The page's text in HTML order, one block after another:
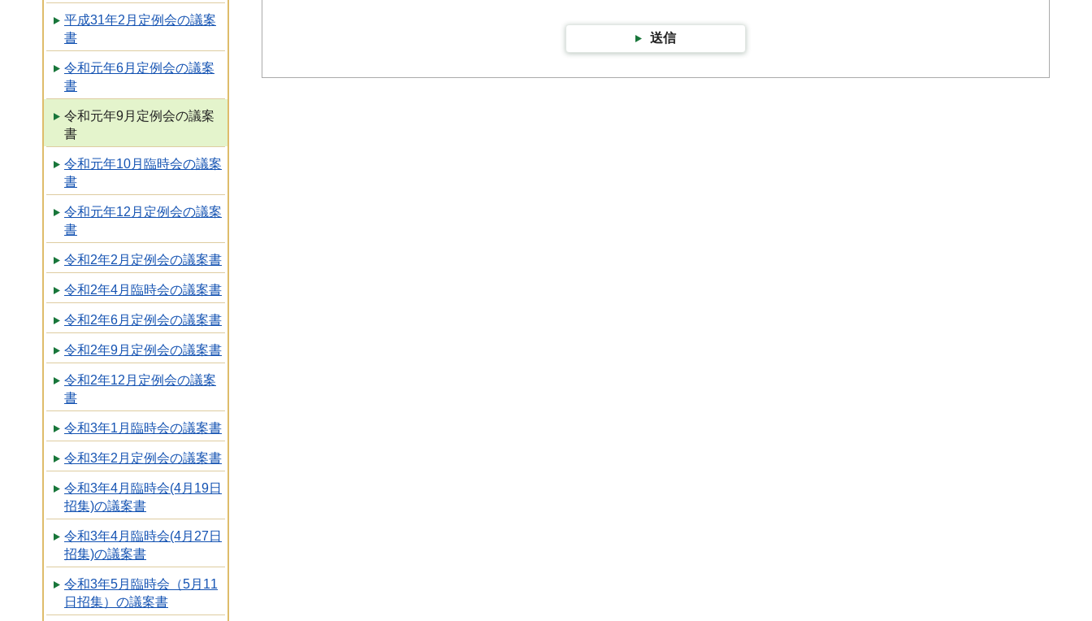
平成31年2月定例会の議案
書
令和元年6月定例会の議案
書
令和元年9月定例会の議案
書
令和元年10月臨時会の議案
書
令和元年12月定例会の議案
書
令和2年2月定例会の議案書
令和2年4月臨時会の議案書
令和2年6月定例会の議案書
令和2年9月定例会の議案書
令和2年12月定例会の議案
書
令和3年1月臨時会の議案書
令和3年2月定例会の議案書
令和3年4月臨時会(4月19日
招集)の議案書
令和3年4月臨時会(4月27日
招集)の議案書
令和3年5月臨時会（5月11
日招集）の議案書
送信